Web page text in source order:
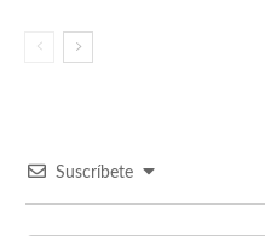
Suscríbete